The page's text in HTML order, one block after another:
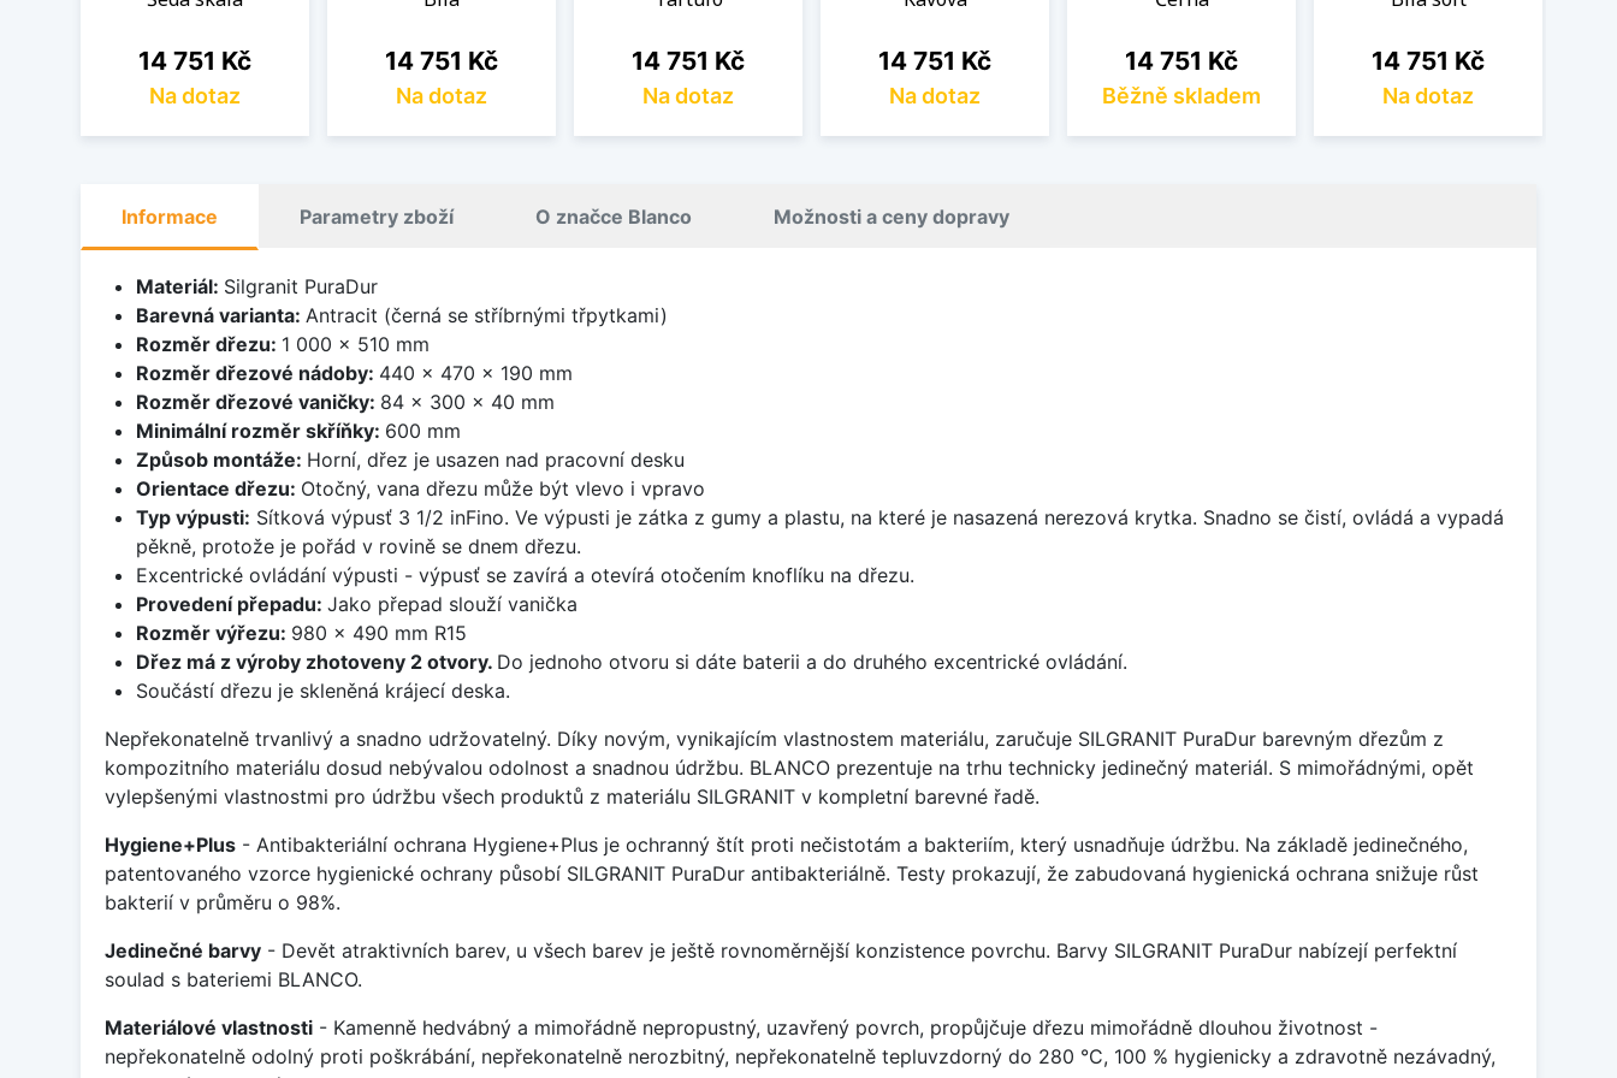
Cena
14 751 Kč
Na dotaz
Cena
14 751 Kč
Na dotaz
Cena
14 751 Kč
Na dotaz
Cena
14 751 Kč
Na dotaz
Cena
14 751 Kč
Běžně skladem
Cena
14 751 Kč
Na dotaz
Informace Parametry zboží O značce Blanco Možnosti a ceny dopravy
Materiál: Silgranit PuraDur
Barevná varianta: Antracit (černá se stříbrnými třpytkami)
Rozměr dřezu: 1 000 x 510 mm
Rozměr dřezové nádoby: 440 x 470 x 190 mm
Rozměr dřezové vaničky: 84 x 300 x 40 mm
Minimální rozměr skříňky: 600 mm
Způsob montáže: Horní, dřez je usazen nad pracovní desku
Orientace dřezu: Otočný, vana dřezu může být vlevo i vpravo
Typ výpusti: Sítková výpusť 3 1/2 inFino. Ve výpusti je zátka z gumy a plastu, na které je nasazená nerezová krytka. Snadno se čistí, ovládá a vypadá
pěkně, protože je pořád v rovině se dnem dřezu.
Excentrické ovládání výpusti - výpusť se zavírá a otevírá otočením knoflíku na dřezu.
Provedení přepadu: Jako přepad slouží vanička
Rozměr výřezu: 980 x 490 mm R15
Dřez má z výroby zhotoveny 2 otvory. Do jednoho otvoru si dáte baterii a do druhého excentrické ovládání.
Součástí dřezu je skleněná krájecí deska.
Nepřekonatelně trvanlivý a snadno udržovatelný. Díky novým, vynikajícím vlastnostem materiálu, zaručuje SILGRANIT PuraDur barevným dřezům z
kompozitního materiálu dosud nebývalou odolnost a snadnou údržbu. BLANCO prezentuje na trhu technicky jedinečný materiál. S mimořádnými, opět
vylepšenými vlastnostmi pro údržbu všech produktů z materiálu SILGRANIT v kompletní barevné řadě.
Hygiene+Plus - Antibakteriální ochrana Hygiene+Plus je ochranný štít proti nečistotám a bakteriím, který usnadňuje údržbu. Na základě jedinečného,
patentovaného vzorce hygienické ochrany působí SILGRANIT PuraDur antibakteriálně. Testy prokazují, že zabudovaná hygienická ochrana snižuje růst
bakterií v průměru o 98%.
Jedinečné barvy - Devět atraktivních barev, u všech barev je ještě rovnoměrnější konzistence povrchu. Barvy SILGRANIT PuraDur nabízejí perfektní
soulad s bateriemi BLANCO.
Materiálové vlastnosti - Kamenně hedvábný a mimořádně nepropustný, uzavřený povrch, propůjčuje dřezu mimořádně dlouhou životnost -
nepřekonatelně odolný proti poškrábání, nepřekonatelně nerozbitný, nepřekonatelně tepluvzdorný do 280 °C, 100 % hygienicky a zdravotně nezávadný,